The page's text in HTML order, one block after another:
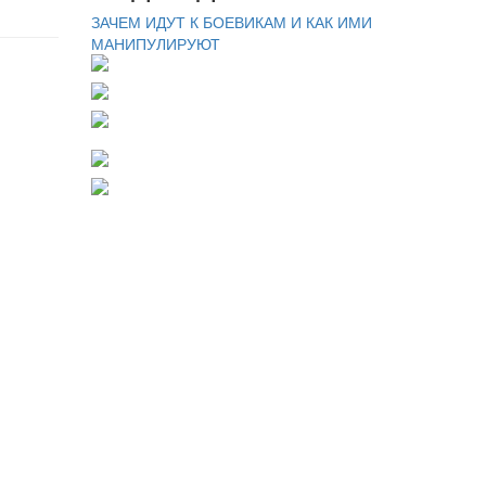
ЗАЧЕМ ИДУТ К БОЕВИКАМ И КАК ИМИ
МАНИПУЛИРУЮТ